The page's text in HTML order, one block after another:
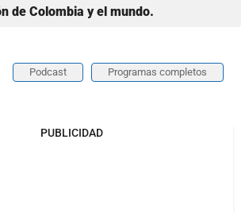
de Colombia y el mundo.
Podcast Programas completos
PUBLICIDAD